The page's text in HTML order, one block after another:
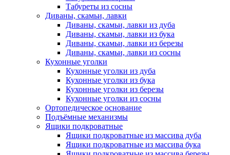
Табуреты из сосны
Диваны, скамьи, лавки
Диваны, скамьи, лавки из дуба
Диваны, скамьи, лавки из бука
Диваны, скамьи, лавки из березы
Диваны, скамьи, лавки из сосны
Кухонные уголки
Кухонные уголки из дуба
Кухонные уголки из бука
Кухонные уголки из березы
Кухонные уголки из сосны
Ортопедическое основание
Подъёмные механизмы
Ящики подкроватные
Ящики подкроватные из массива дуба
Ящики подкроватные из массива бука